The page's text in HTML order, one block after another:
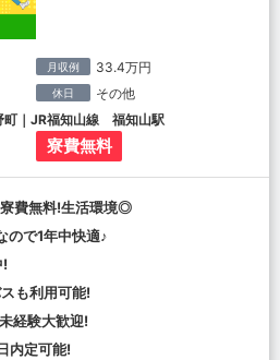
月収例 33.4万円
休日 その他
町｜JR福知山線 福知山駅
寮費無料
費無料!生活環境◎
ので1年中快適♪
も利用可能!
経験大歓迎!
内定可能!